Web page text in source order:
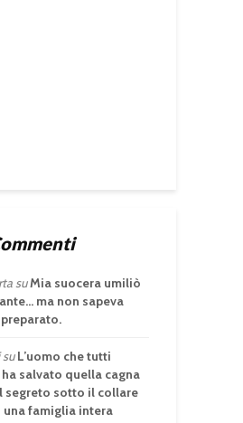
suMia suocera umiliò
ma non sapeva
suL’uomo che tutti
salvato quella cagna
segreto sotto il collare
famiglia intera